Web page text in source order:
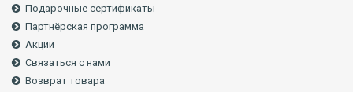
Подарочные сертификаты
Партнёрская программа
Акции
Связаться с нами
Возврат товара